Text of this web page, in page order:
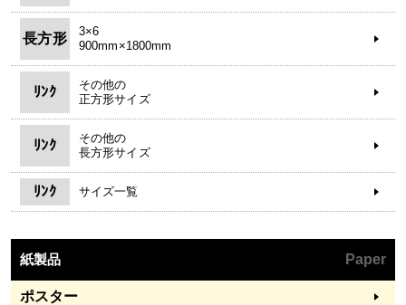
長方形
3×6
900mm×1800mm
ﾘﾝｸ
その他の
正方形サイズ
ﾘﾝｸ
その他の
長方形サイズ
ﾘﾝｸ サイズ一覧
紙製品 Paper
ポスター